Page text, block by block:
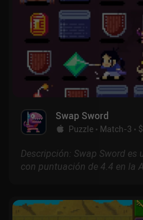
Swap Sword
Puzzle Match-3
Descripción: Swap Sword es
con puntuación de 4.4 en la